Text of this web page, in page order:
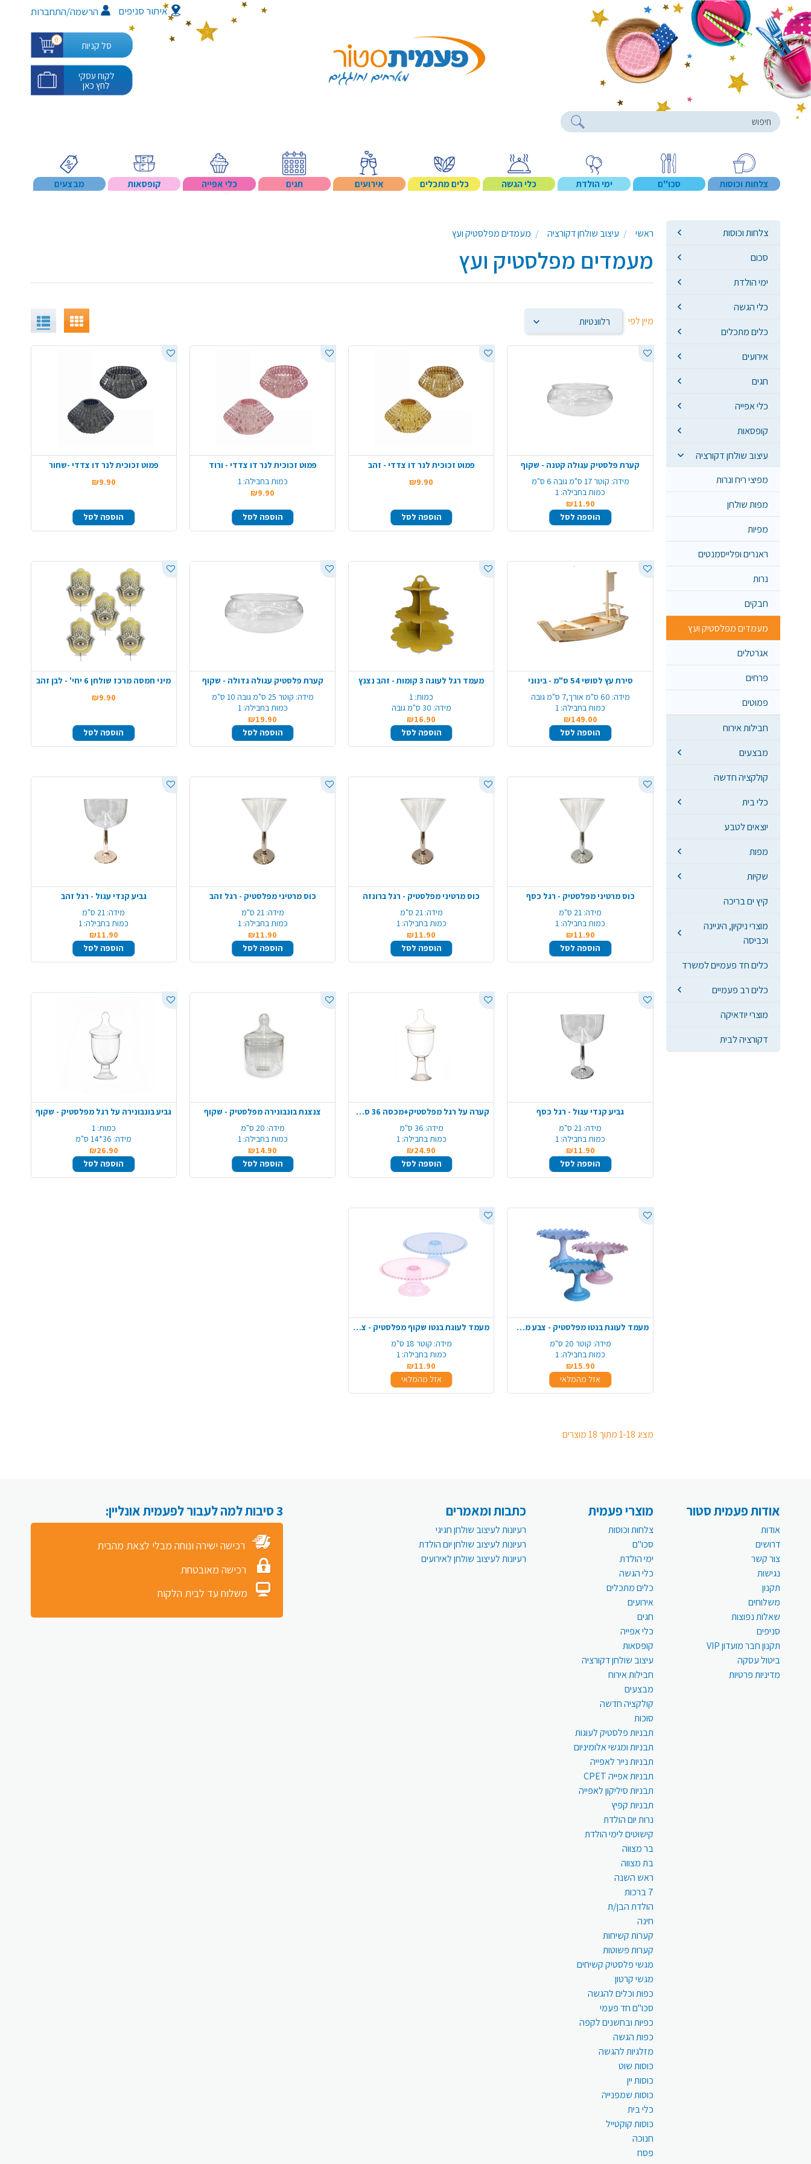
איתור סניפים הרשמה/התחברות
סל קניות 0
לקוח עסקי
לחץ כאן
Search products
צלחות וכוסות סכו"ם ימי הולדת כלי הגשה כלים מתכלים אירועים חגים כלי אפייה קופסאות מבצעים
צלחות וכוסות
סכום
ימי הולדת
כלי הגשה
כלים מתכלים
אירועים
חגים
כלי אפייה
קופסאות
עיצוב שולחן דקורציה
מפיצי ריח ונרות
מפות שולחן
מפיות
ראנרים ופלייסמנטים
נרות
חבקים
מעמדים מפלסטיק ועץ
אגרטלים
פרחים
פמוטים
חבילות אירוח
מבצעים
קולקציה חדשה
כלי בית
יוצאים לטבע
מפות
שקיות
קיץ ים בריכה
מוצרי ניקיון, היגיינה
וכביסה
כלים חד פעמיים למשרד
כלים רב פעמיים
מוצרי יודאיקה
דקורציה לבית
ראשי עיצוב שולחן דקורציה מעמדים מפלסטיק ועץ
מעמדים מפלסטיק ועץ
מיין לפי
קערת פלסטיק עגולה קטנה - שקוף
מידה: קוטר 17 ס"מ גובה 6 ס"מ
כמות בחבילה: 1
₪11.90
הוספה לסל
פמוט זכוכית לנר דו צדדי - זהב
₪9.90
הוספה לסל
פמוט זכוכית לנר דו צדדי - ורוד
כמות בחבילה: 1
₪9.90
הוספה לסל
פמוט זכוכית לנר דו צדדי -שחור
₪9.90
הוספה לסל
סירת עץ לסושי 54 ס"מ - בינוני
מידה: 60 ס"מ אורך,7 ס"מ גובה
כמות בחבילה: 1
₪149.00
הוספה לסל
מעמד רגל לעוגה 3 קומות - זהב נצנץ
כמות: 1
מידה: 30 ס"מ גובה
₪16.90
הוספה לסל
קערת פלסטיק עגולה גדולה - שקוף
מידה: קוטר 25 ס"מ גובה 10 ס"מ
כמות בחבילה: 1
₪19.90
הוספה לסל
מיני חמסה מרכז שולחן 6 יחי' - לבן זהב
₪9.90
הוספה לסל
כוס מרטיני מפלסטיק - רגל כסף
מידה: 21 ס"מ
כמות בחבילה: 1
₪11.90
הוספה לסל
כוס מרטיני מפלסטיק - רגל ברונזה
מידה: 21 ס"מ
כמות בחבילה: 1
₪11.90
הוספה לסל
כוס מרטיני מפלסטיק - רגל זהב
מידה: 21 ס"מ
כמות בחבילה: 1
₪11.90
הוספה לסל
גביע קנדי עגול - רגל זהב
מידה: 21 ס"מ
כמות בחבילה: 1
₪11.90
הוספה לסל
גביע קנדי עגול - רגל כסף
מידה: 21 ס"מ
כמות בחבילה: 1
₪11.90
הוספה לסל
קערה על רגל מפלסטיק+מכסה 36 ס"מ - שקוף
מידה: 36 ס"מ
כמות בחבילה: 1
₪24.90
הוספה לסל
צנצנת בונבונירה מפלסטיק - שקוף
מידה: 20 ס"מ
כמות בחבילה: 1
₪14.90
הוספה לסל
גביע בונבונירה על רגל מפלסטיק - שקוף
כמות: 1
מידה: 36*14 ס"מ
₪26.90
הוספה לסל
מעמד לעוגת בנטו מפלסטיק - צבע משתנה
מידה: קוטר 20 ס"מ
כמות בחבילה: 1
₪15.90
אזל מהמלאי
מעמד לעוגת בנטו שקוף מפלסטיק - צבע משתנה
מידה: קוטר 18 ס"מ
כמות בחבילה: 1
₪11.90
אזל מהמלאי
מציג 1-18 מתוך 18 מוצרים
אודות פעמית סטור
אודות
דרושים
צור קשר
נגישות
תקנון
משלוחים
שאלות נפוצות
סניפים
תקנון חבר מועדון VIP
ביטול עסקה
מדיניות פרטיות
מוצרי פעמית
צלחות וכוסות
סכו"ם
ימי הולדת
כלי הגשה
כלים מתכלים
אירועים
חגים
כלי אפייה
קופסאות
עיצוב שולחן דקורציה
חבילות אירוח
מבצעים
קולקציה חדשה
סוכות
תבניות פלסטיק לעוגות
תבניות ומגשי אלומיניום
תבניות נייר לאפייה
תבניות אפייה CPET
תבניות סיליקון לאפייה
תבניות קפיץ
נרות יום הולדת
קישוטים לימי הולדת
בר מצווה
בת מצווה
ראש השנה
7 ברכות
הולדת הבן/ת
חינה
קערות קשיחות
קערות פשוטות
מגשי פלסטיק קשיחים
מגשי קרטון
כפות וכלים להגשה
סכו"ם חד פעמי
כפיות ובחשנים לקפה
כפות הגשה
מזלגיות להגשה
כוסות שוט
כוסות יין
כוסות שמפנייה
כלי בית
כוסות קוקטייל
חנוכה
פסח
כתבות ומאמרים
רעיונות לעיצוב שולחן חגיגי
רעיונות לעיצוב שולחן יום הולדת
רעיונות לעיצוב שולחן לאירועים
3 סיבות למה לעבור לפעמית אונליין:
רכישה ישירה ונוחה מבלי לצאת מהבית
רכישה מאובטחת
משלוח עד לבית הלקוח